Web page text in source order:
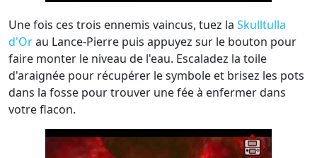
Une fois ces trois ennemis vaincus, tuez la Skulltulla
d'Orau Lance-Pierre puis appuyez sur le bouton pour
faire monter le niveau de l'eau. Escaladez la toile
d'araignée pour récupérer le symbole et brisez les pots
dans la fosse pour trouver une fée à enfermer dans
votre flacon.